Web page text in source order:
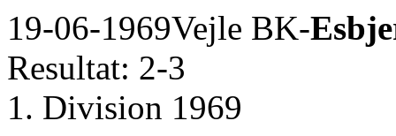
19-06-1969Vejle BK-
Resultat: 2-3
1. Division 1969